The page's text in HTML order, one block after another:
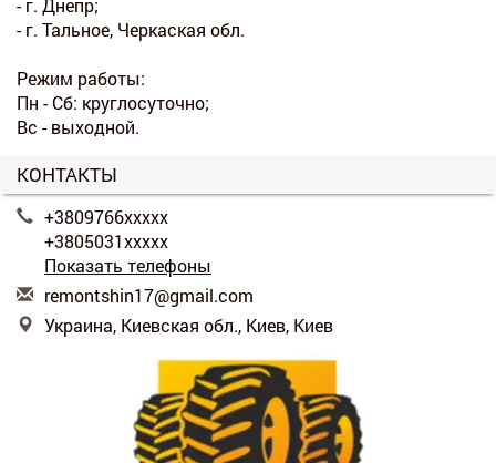
- г. Тальное, Черкаская обл.
Режим работы:
Пн - Сб: круглосуточно;
Вс - выходной.
КОНТАКТЫ
+3809766xxxxx
+3805031xxxxx
Показать телефоны
remontshin17@gmail.com
Украина, Киевская обл., Киев, Киев